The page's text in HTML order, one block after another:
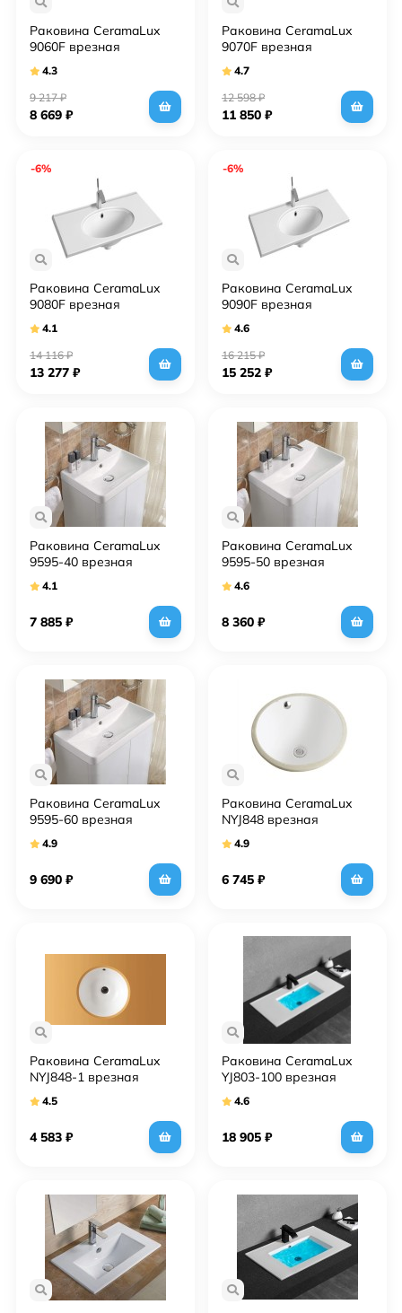
Раковина CeramaLux
9060F врезная
4.3
9 217₽
8 669 ₽
Раковина CeramaLux
9070F врезная
4.7
12 598₽
11 850 ₽
-6%
Раковина CeramaLux
9080F врезная
4.1
14 116₽
13 277 ₽
-6%
Раковина CeramaLux
9090F врезная
4.6
16 215₽
15 252 ₽
Раковина CeramaLux
9595-40 врезная
4.1
7 885 ₽
Раковина CeramaLux
9595-50 врезная
4.6
8 360 ₽
Раковина CeramaLux
9595-60 врезная
4.9
9 690 ₽
Раковина CeramaLux
NYJ848 врезная
4.9
6 745 ₽
Раковина CeramaLux
NYJ848-1 врезная
4.5
4 583 ₽
Раковина CeramaLux
YJ803-100 врезная
4.6
18 905 ₽